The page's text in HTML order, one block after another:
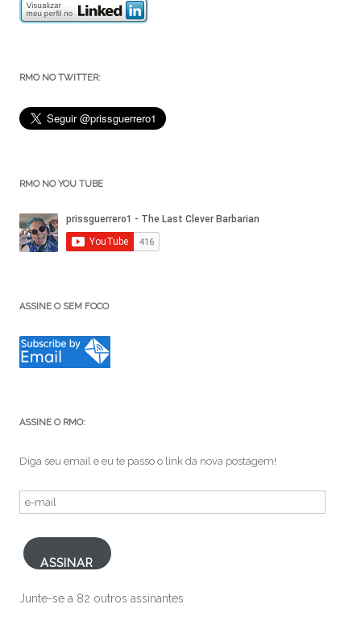
RMO NO TWITTER:
RMO NO YOU TUBE
ASSINE O SEM FOCO
ASSINE O RMO:
Diga seu email e eu te passo o link da nova postagem!
e-
ASSINAR
Junte-se a 82 outros assinantes